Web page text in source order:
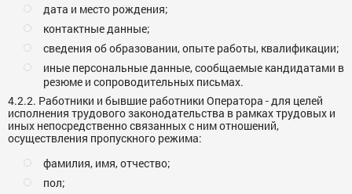
дата и место рождения;
контактные данные;
сведения об образовании, опыте работы, квалификации;
иные персональные данные, сообщаемые кандидатами в
резюме и сопроводительных письмах.
4.2.2. Работники и бывшие работники Оператора - для целей
исполнения трудового законодательства в рамках трудовых и
иных непосредственно связанных с ним отношений,
осуществления пропускного режима:
фамилия, имя, отчество;
пол;